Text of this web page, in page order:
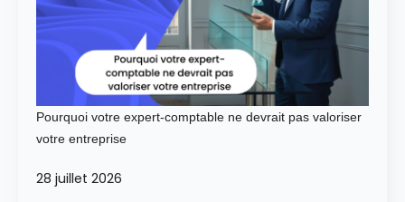
Pourquoi votre expert-comptable ne devrait pas valoriser
votre entreprise
28 juillet 2026